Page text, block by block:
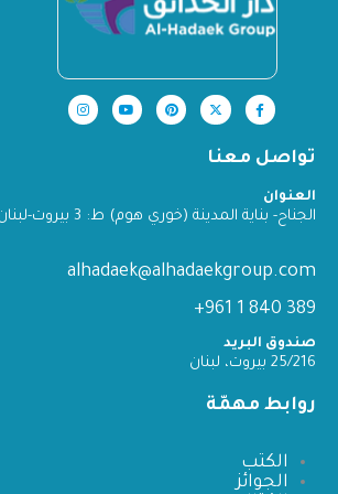
تواصل معنا
العنوان
الجناح- بناية المدينة (خوري هوم) ط: 3 بيروت-لبنان
alhadaek@alhadaekgroup.com
389 840 1 961+
صندوق البريد
25/216 بيروت، لبنان
روابط مهمّة
الكتب
الجوائز